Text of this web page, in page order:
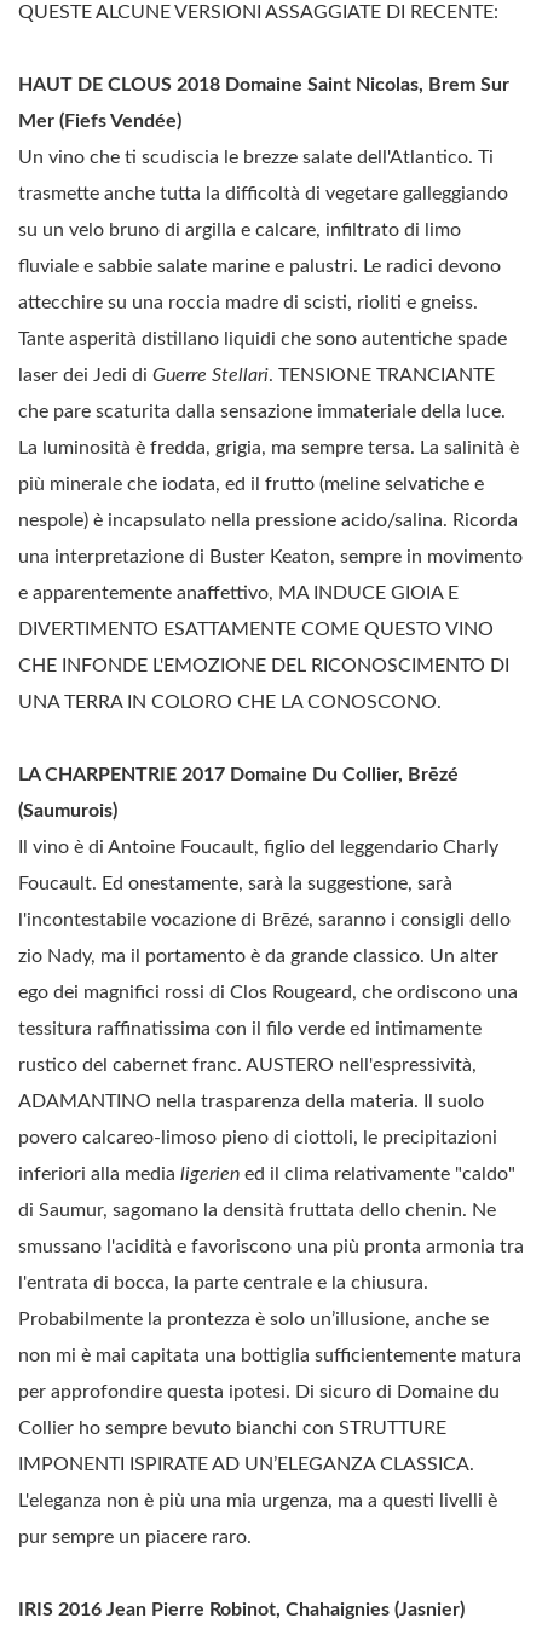
QUESTE ALCUNE VERSIONI ASSAGGIATE DI RECENTE:
HAUT DE CLOUS 2018 Domaine Saint Nicolas, Brem Sur
Mer (Fiefs Vendée)
Un vino che ti scudiscia le brezze salate dell'Atlantico. Ti
trasmette anche tutta la difficoltà di vegetare galleggiando
su un velo bruno di argilla e calcare, infiltrato di limo
fluviale e sabbie salate marine e palustri. Le radici devono
attecchire su una roccia madre di scisti, rioliti e gneiss.
Tante asperità distillano liquidi che sono autentiche spade
laser dei Jedi di Guerre Stellari. TENSIONE TRANCIANTE
che pare scaturita dalla sensazione immateriale della luce.
La luminosità è fredda, grigia, ma sempre tersa. La salinità è
più minerale che iodata, ed il frutto (meline selvatiche e
nespole) è incapsulato nella pressione acido/salina. Ricorda
una interpretazione di Buster Keaton, sempre in movimento
e apparentemente anaffettivo, MA INDUCE GIOIA E
DIVERTIMENTO ESATTAMENTE COME QUESTO VINO
CHE INFONDE L'EMOZIONE DEL RICONOSCIMENTO DI
UNA TERRA IN COLORO CHE LA CONOSCONO.
LA CHARPENTRIE 2017 Domaine Du Collier, Brēzé
(Saumurois)
Il vino è di Antoine Foucault, figlio del leggendario Charly
Foucault. Ed onestamente, sarà la suggestione, sarà
l'incontestabile vocazione di Brēzé, saranno i consigli dello
zio Nady, ma il portamento è da grande classico. Un alter
ego dei magnifici rossi di Clos Rougeard, che ordiscono una
tessitura raffinatissima con il filo verde ed intimamente
rustico del cabernet franc. AUSTERO nell'espressività,
ADAMANTINO nella trasparenza della materia. Il suolo
povero calcareo-limoso pieno di ciottoli, le precipitazioni
inferiori alla media ligerien ed il clima relativamente "caldo"
di Saumur, sagomano la densità fruttata dello chenin. Ne
smussano l'acidità e favoriscono una più pronta armonia tra
l'entrata di bocca, la parte centrale e la chiusura.
Probabilmente la prontezza è solo un’illusione, anche se
non mi è mai capitata una bottiglia sufficientemente matura
per approfondire questa ipotesi. Di sicuro di Domaine du
Collier ho sempre bevuto bianchi con STRUTTURE
IMPONENTI ISPIRATE AD UN’ELEGANZA CLASSICA.
L'eleganza non è più una mia urgenza, ma a questi livelli è
pur sempre un piacere raro.
IRIS 2016 Jean Pierre Robinot, Chahaignies (Jasnier)